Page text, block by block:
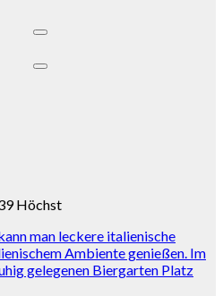
Höchst
man leckere italienische
Ambiente genießen. Im
gelegenen Biergarten Platz